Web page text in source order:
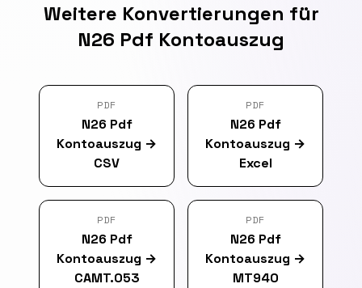
Weitere Konvertierungen für
N26 Pdf Kontoauszug
PDF
N26 Pdf
Kontoauszug →
CSV
PDF
N26 Pdf
Kontoauszug →
Excel
PDF
N26 Pdf
Kontoauszug →
CAMT.053
PDF
N26 Pdf
Kontoauszug →
MT940